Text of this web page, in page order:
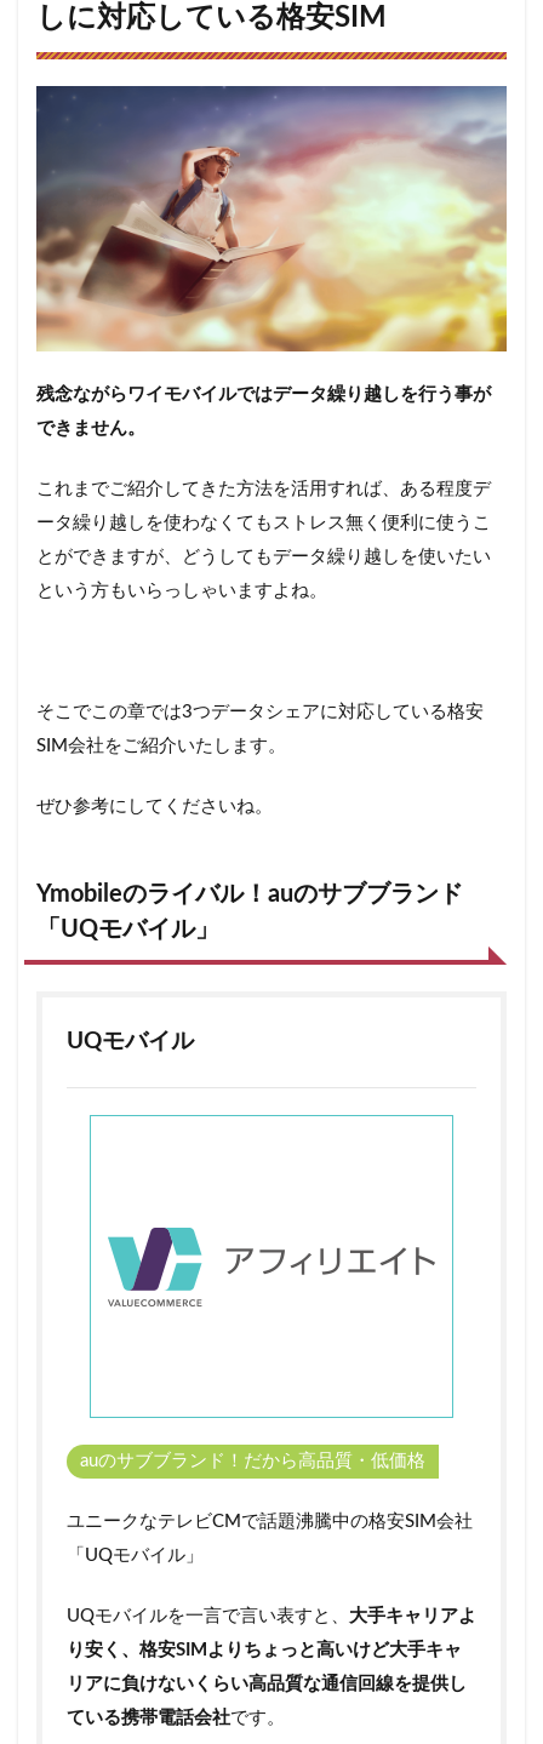
しに対応している格安SIM
残念ながらワイモバイルではデータ繰り越しを行う事が
できません。
これまでご紹介してきた方法を活用すれば、ある程度デ
ータ繰り越しを使わなくてもストレス無く便利に使うこ
とができますが、どうしてもデータ繰り越しを使いたい
という方もいらっしゃいますよね。
そこでこの章では3つデータシェアに対応している格安
SIM会社をご紹介いたします。
ぜひ参考にしてくださいね。
Ymobileのライバル！auのサブブランド
「UQモバイル」
UQモバイル
auのサブブランド！だから高品質・低価格
ユニークなテレビCMで話題沸騰中の格安SIM会社
「UQモバイル」
UQモバイルを一言で言い表すと、 大手キャリアよ
り安く、格安SIMよりちょっと高いけど大手キャ
リアに負けないくらい高品質な通信回線を提供し
ている携帯電話会社です。